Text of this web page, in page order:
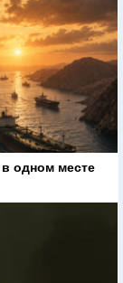
одном месте